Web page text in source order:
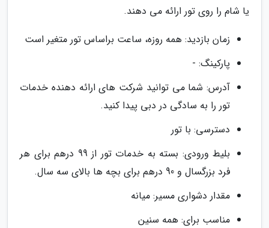
یا شام را روی تور ارائه می دهند.
زمان بازدید: همه روزه، ساعت براساس تور متغیر است
پارکینگ: -
آدرس: شما می توانید شرکت های ارائه دهنده خدمات
تور را به سادگی در دبی پیدا کنید.
دسترسی: با تور
بلیط ورودی: بسته به خدمات تور از 99 درهم برای هر
فرد بزرگسال و 90 درهم برای بچه ها بالای سه سال.
مقدار دشواری مسیر: میانه
مناسب برای: همه سنین